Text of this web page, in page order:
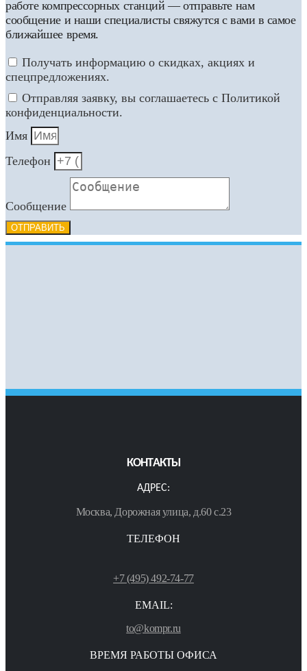
работе компрессорных станций — отправьте нам
сообщение и наши специалисты свяжутся с вами в самое
ближайшее время.
Получать информацию о скидках, акциях и
спецпредложениях.
Отправляя заявку, вы соглашаетесь с Политикой
конфиденциальности.
Имя
Телефон
Сообщение
ОТПРАВИТЬ
КОНТАКТЫ
АДРЕС:
Москва, Дорожная улица, д.60 с.23
ТЕЛЕФОН
+7 (495) 492-74-77
EMAIL:
to@kompr.ru
ВРЕМЯ РАБОТЫ ОФИСА